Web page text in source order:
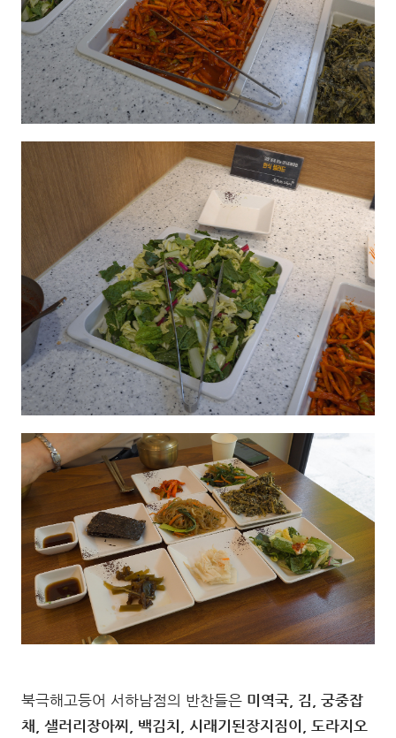
북극해고등어 서하남점의 반찬들은 미역국, 김, 궁중잡
채, 샐러리장아찌, 백김치, 시래기된장지짐이, 도라지오